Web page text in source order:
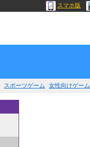
スマホ版
スポーツゲーム 女性向けゲーム